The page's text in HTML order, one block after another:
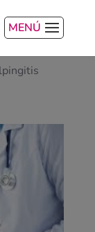
MENÚ